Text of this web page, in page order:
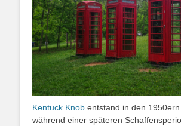
Kentuck Knob entstand in den
während einer späteren